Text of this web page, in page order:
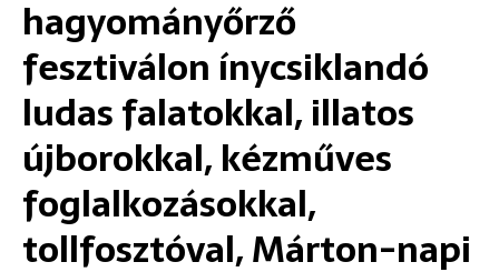
hagyományőrző
fesztiválon ínycsiklandó
ludas falatokkal, illatos
újborokkal, kézműves
foglalkozásokkal,
tollfosztóval, Márton-napi